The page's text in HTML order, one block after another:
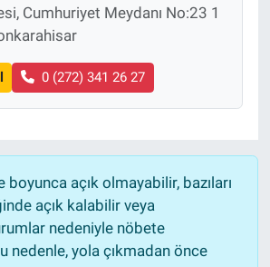
Cumhuriyet Meydanı No:23 1
0 (272) 341 26 27
boyunca açık olmayabilir, bazıları
açık kalabilir veya
nedeniyle nöbete
nedenle, yola çıkmadan önce